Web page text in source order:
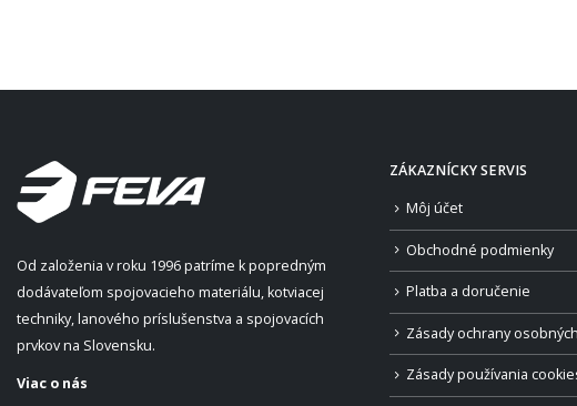
Od založenia v roku 1996 patríme k popredným
dodávateľom spojovacieho materiálu, kotviacej
techniky, lanového príslušenstva a spojovacích
prvkov na Slovensku.
Viac o nás
ZÁKAZNÍCKY SERVIS
Môj účet
Obchodné podmienky
Platba a doručenie
Zásady ochrany
Zásady používania